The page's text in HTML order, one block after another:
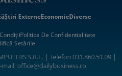
Știri ExterneEconomieDiverse
Politica De Confidentialitate
Setările
S.R.L. | Telefon 031.860.51.09 |
mail:office@dailybusiness.ro